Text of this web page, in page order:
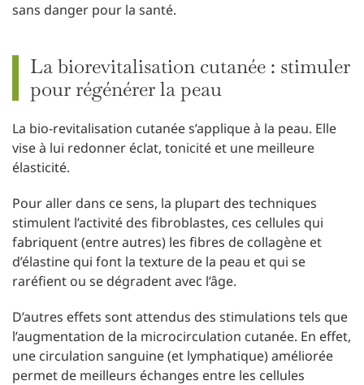
sans danger pour la santé.
La biorevitalisation cutanée : stimuler
pour régénérer la peau
La bio-revitalisation cutanée s’applique à la peau. Elle
vise à lui redonner éclat, tonicité et une meilleure
élasticité.
Pour aller dans ce sens, la plupart des techniques
stimulent l’activité des fibroblastes, ces cellules qui
fabriquent (entre autres) les fibres de collagène et
d’élastine qui font la texture de la peau et qui se
raréfient ou se dégradent avec l’âge.
D’autres effets sont attendus des stimulations tels que
l’augmentation de la microcirculation cutanée. En effet,
une circulation sanguine (et lymphatique) améliorée
permet de meilleurs échanges entre les cellules